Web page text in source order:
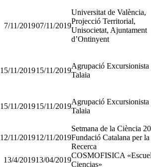
7/11/201907/11/2019
Universitat de València,
Projecció Territorial,
Unisocietat, Ajuntament
d’Ontinyent
15/11/201915/11/2019
Agrupació Excursionista
Talaia
15/11/201915/11/2019
Agrupació Excursionista
Talaia
12/11/201912/11/2019
Setmana de la Ciència
Fundació Catalana per la
Recerca
13/4/201913/04/2019
COSMOFISICA
Ciencias»